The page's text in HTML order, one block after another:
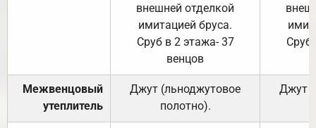
внешней отделкой
имитацией бруса.
Сруб в 2 этажа- 37
венцов
Сруб
Межвенцовый
утеплитель
Джут (льноджутовое
полотно).
Джут